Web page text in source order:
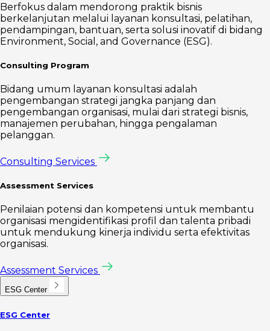
Berfokus dalam mendorong praktik bisnis
berkelanjutan melalui layanan konsultasi, pelatihan,
pendampingan, bantuan, serta solusi inovatif di bidang
Environment, Social, and Governance (ESG).
Consulting Program
Bidang umum layanan konsultasi adalah
pengembangan strategi jangka panjang dan
pengembangan organisasi, mulai dari strategi bisnis,
manajemen perubahan, hingga pengalaman
pelanggan.
Consulting Services
Assessment Services
Penilaian potensi dan kompetensi untuk membantu
organisasi mengidentifikasi profil dan talenta pribadi
untuk mendukung kinerja individu serta efektivitas
organisasi.
Assessment Services
ESG Center
ESG Center